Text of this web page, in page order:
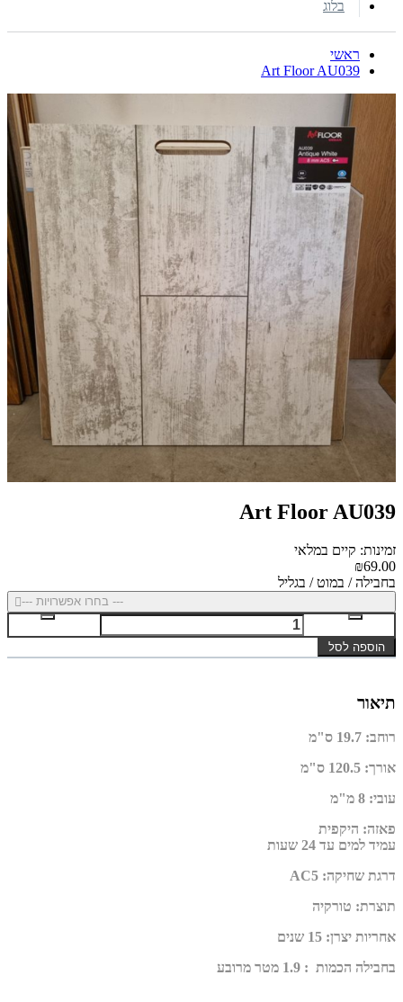
בלוג
ראשי
Art Floor AU039
Art Floor AU039
זמינות: קיים במלאי
₪69.00
בחבילה / במוט / בגליל
--- בחרו אפשרויות ---
הוספה לסל
תיאור
רוחב: 19.7 ס"מ
אורך: 120.5 ס"מ
עובי: 8 מ"מ
פאזה: היקפית
עמיד למים עד 24 שעות
דרגת שחיקה:
AC5
תוצרת: טורקיה
אחריות יצרן: 15 שנים
בחבילה הכמות : 1.9 מטר מרובע